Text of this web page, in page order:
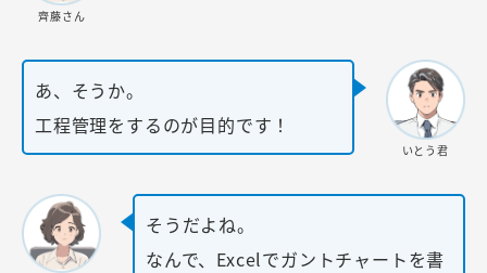
齊藤さん
あ、そうか。
工程管理をするのが目的です！
いとう君
そうだよね。
なんで、Excelでガントチャートを書